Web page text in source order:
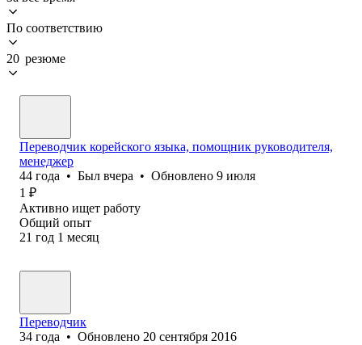
По соответствию
20 резюме
Переводчик корейского языка, помощник руководителя,
менеджер
44 года • Был вчера • Обновлено 9 июля
1 ₽
Активно ищет работу
Общий опыт
21 год 1 месяц
Переводчик
34 года • Обновлено 20 сентября 2016